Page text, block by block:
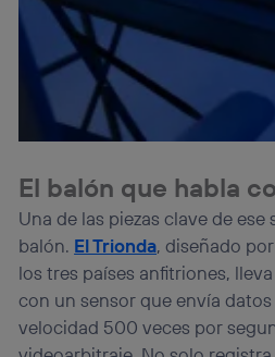
El balón que habla
Una de las piezas clave de ese
balón. El Trionda, diseñado
los tres países anfitriones,
con un sensor que envía
velocidad 500 veces por